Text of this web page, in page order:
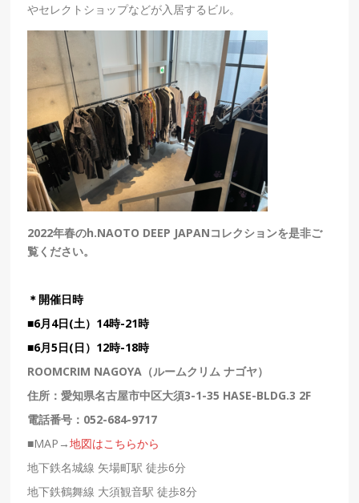
やセレクトショップなどが入居するビル。
2022年春のh.NAOTO DEEP JAPANコレクションを是非ご
覧ください。
＊開催日時
■6月4日(土）14時-21時
■6月5日(日） 12時-18時
ROOMCRIM NAGOYA（ルームクリム ナゴヤ）
住所：愛知県名古屋市中区大須3-1-35 HASE-BLDG.3 2F
電話番号： 052-684-9717
■MAP→地図はこちらから
地下鉄名城線 矢場町駅 徒歩6分
地下鉄鶴舞線 大須観音駅 徒歩8分